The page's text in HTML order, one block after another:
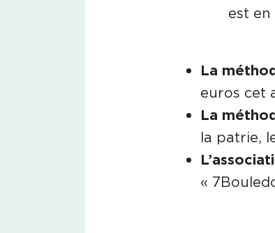
est en
La
euros cet
La
la patrie,
«